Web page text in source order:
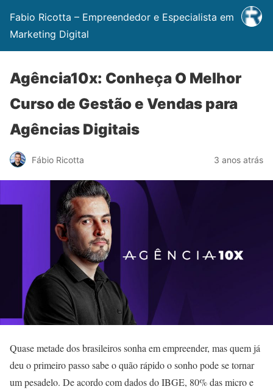
Fabio Ricotta – Empreendedor e Especialista em
Marketing Digital
Agência10x: Conheça O Melhor
Curso de Gestão e Vendas para
Agências Digitais
Fábio Ricotta 3 anos atrás
Quase metade dos brasileiros sonha em empreender, mas quem já
deu o primeiro passo sabe o quão rápido o sonho pode se tornar
um pesadelo. De acordo com dados do IBGE, 80% das micro e